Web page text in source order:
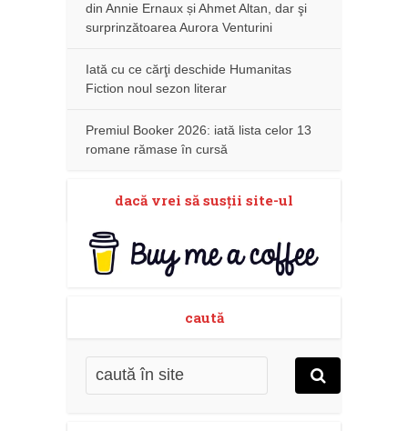
din Annie Ernaux și Ahmet Altan, dar şi
surprinzătoarea Aurora Venturini
Iată cu ce cărţi deschide Humanitas
Fiction noul sezon literar
Premiul Booker 2026: iată lista celor 13
romane rămase în cursă
dacă vrei să susţii site-ul
caută